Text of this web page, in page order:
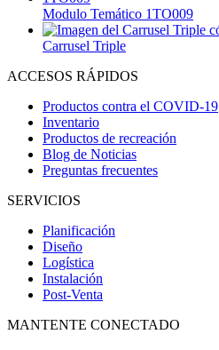
Modulo Temático 1TO009
Carrusel Triple
ACCESOS RÁPIDOS
Productos contra el COVID-19
Inventario
Productos de recreación
Blog de Noticias
Preguntas frecuentes
SERVICIOS
Planificación
Diseño
Logística
Instalación
Post-Venta
MANTENTE CONECTADO